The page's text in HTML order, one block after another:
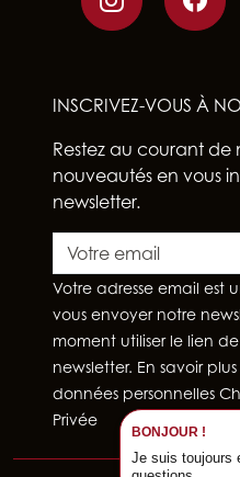
INSCRIVEZ-VOUS À
Restez au courant de
nouveautés en vous
newsletter.
Votre adresse email est
vous envoyer notre
moment utiliser le lien
newsletter. En savoir
données personnelles
Privée
BONJOUR !
Je suis toujours